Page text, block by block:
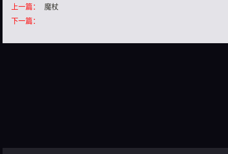
上一篇：
魔杖
下一篇：